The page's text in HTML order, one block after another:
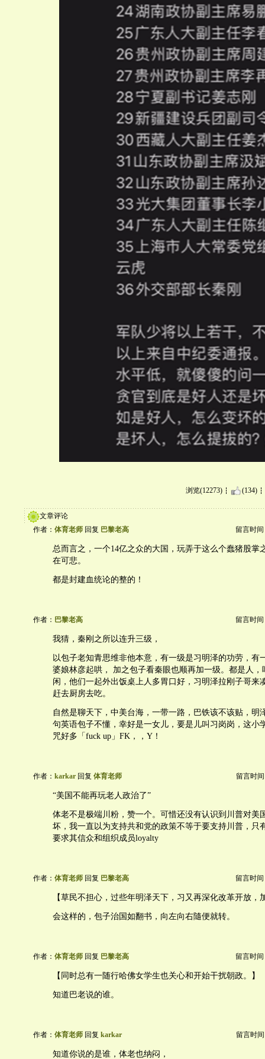
浏览(12273) (134)
文章评论
作者： 体育老师 回复 巴黎老高 留言时间
总而言之，一个14亿之众的大国，玩弄于这么个蠢猪股掌
在可悲。
都是封建血统论的整的！
作者： 巴黎老高 留言时间
我猜，秦刚之所以连升三级，
以包子老知青思维非他本意，有一级是习明泽的功劳，有
婆娘林彦起哄， 加之包子看秦眼也顺再加一级。都是人，
闲，他们一起外出饭桌上人多胃口好，习明泽拉刚子哥来
赶去厨房去吃。
自然是聊天下，中美台海，一带一路，巴铁该不该贴，明
句英语包子不懂，幸好是一女儿，要是儿叫习岗岗，这小
咒好多「fuck up」FK，，Y！
作者： karkar 回复 体育老师 留言时间
“美国不能再玩老人政治了”
体老不是极端川粉，赞一个。可惜还没有认识到川普对美
坏，我一直以为支持共和党的政策不等于要支持川普，只
要求其信众和组织成员loyalty
作者： 体育老师 回复 巴黎老高 留言时间
【草民不担心，过些年明泽天下，习又再深化改革开放，
会这样的，包子治国如翻书，向左向右隨便就转。
作者： 体育老师 回复 巴黎老高 留言时间
【同时总有一随行哈佛女学生也关心和开始干扰朝政。】
知道巴老说的谁。
作者： 体育老师 回复 karkar 留言时间
知道你说的是谁，体老也纳闷，